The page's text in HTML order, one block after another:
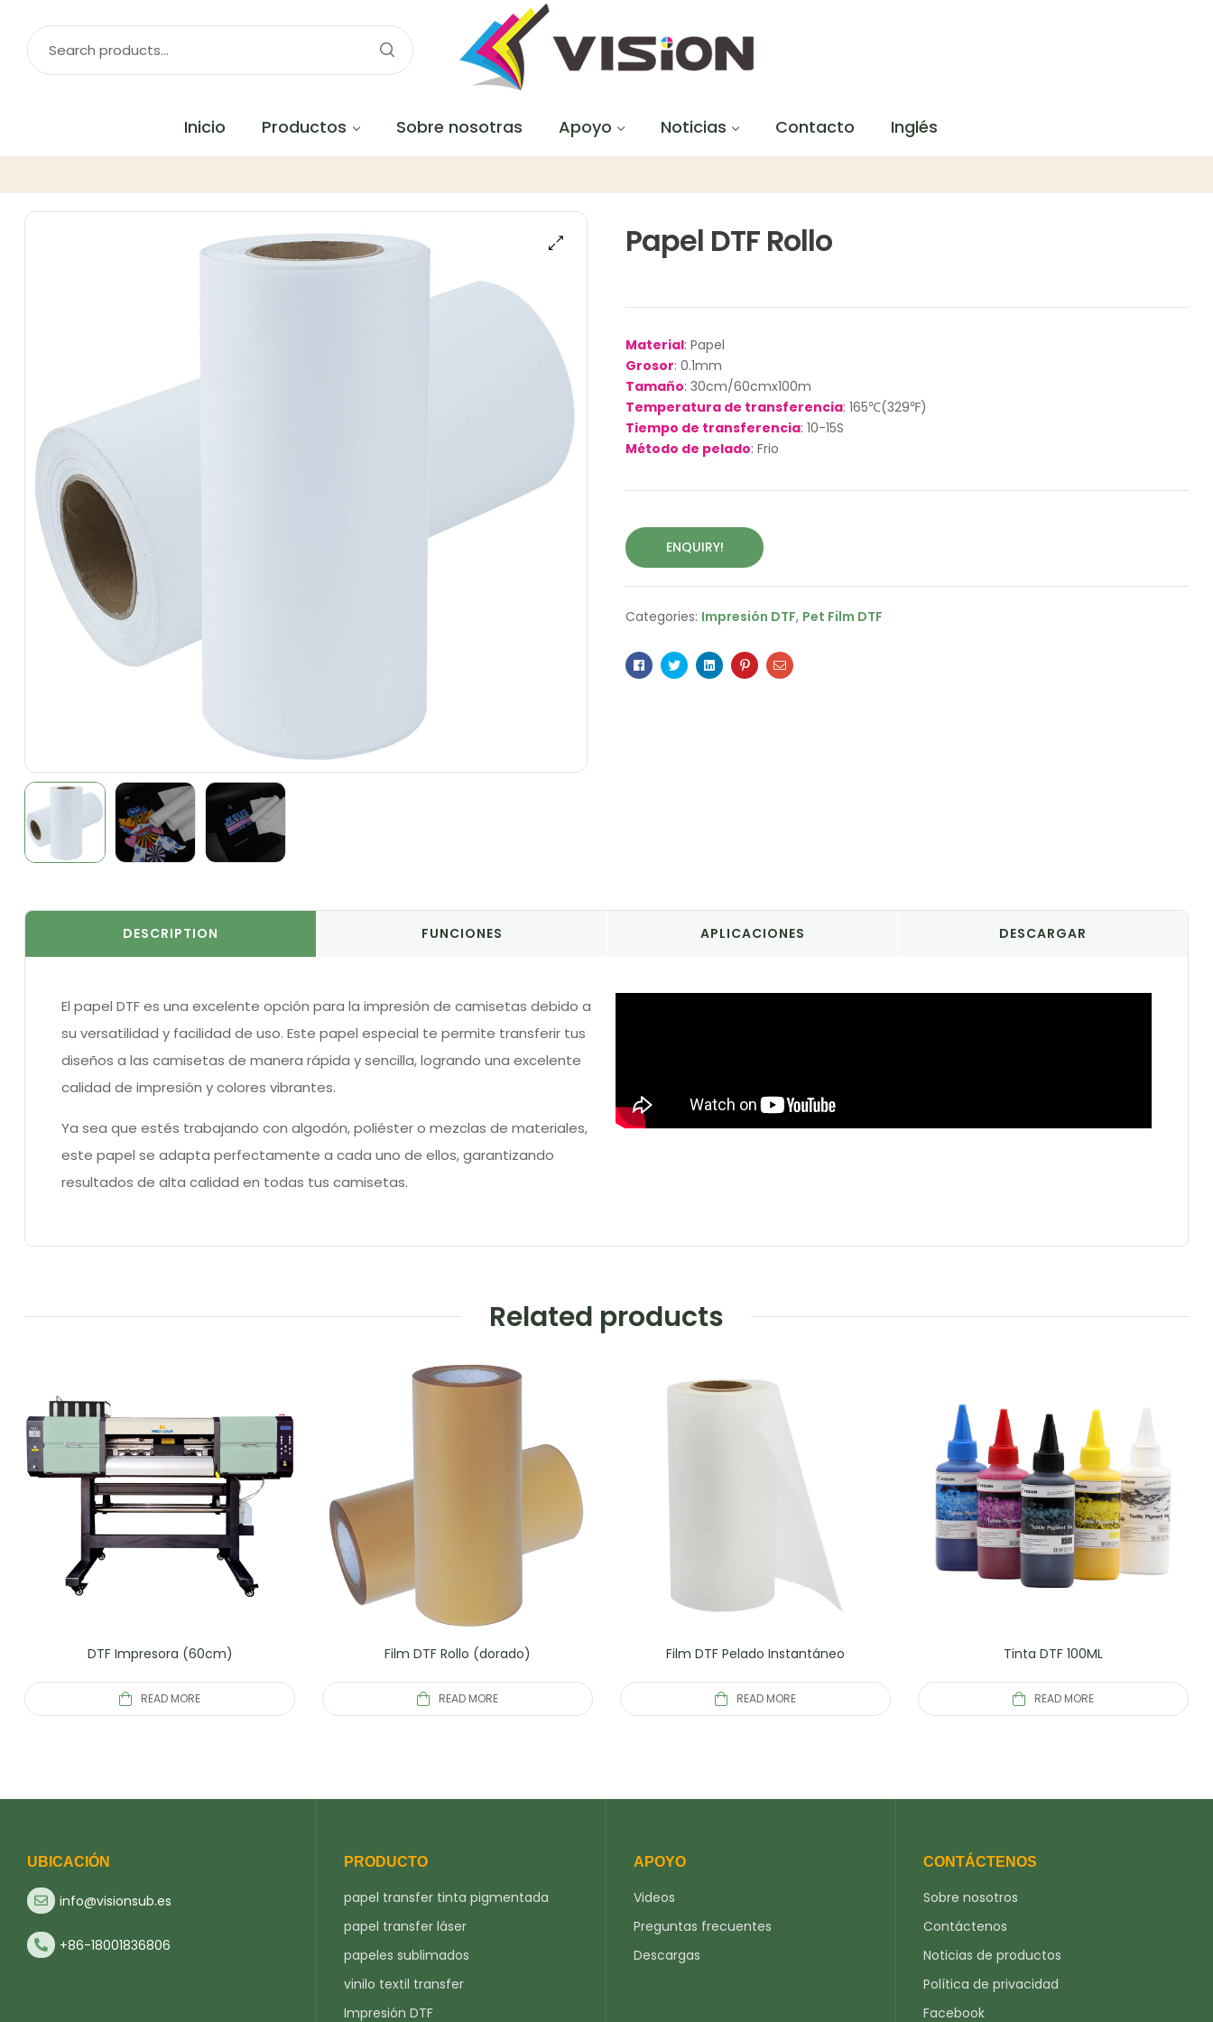
Inicio Productos Sobre nosotras Apoyo Noticias Contacto Inglés
Papel DTF Rollo
Material: Papel
Grosor: 0.1mm
Tamaño: 30cm/60cmx100m
Temperatura de transferencia: 165℃(329℉)
Tiempo de transferencia: 10-15S
Método de pelado: Frio
ENQUIRY!
Categories: Impresión DTF, Pet Film DTF
Facebook
TwitterLinkedinPinterestEmail
DESCRIPTION FUNCIONES APLICACIONES DESCARGAR
El papel DTF es una excelente opción para la impresión de camisetas debido a
su versatilidad y facilidad de uso. Este papel especial te permite transferir tus
diseños a las camisetas de manera rápida y sencilla, logrando una excelente
calidad de impresión y colores vibrantes.
Ya sea que estés trabajando con algodón, poliéster o mezclas de materiales,
este papel se adapta perfectamente a cada uno de ellos, garantizando
resultados de alta calidad en todas tus camisetas.
Related products
DTF Impresora (60cm)
READ MORE
Film DTF Rollo (dorado)
READ MORE
Film DTF Pelado Instantáneo
READ MORE
Tinta DTF 100ML
READ MORE
UBICACIÓN
info@visionsub.es
+86-18001836806
PRODUCTO
papel transfer tinta pigmentada
papel transfer láser
papeles sublimados
vinilo textil transfer
Impresión DTF
APOYO
Videos
Preguntas frecuentes
Descargas
CONTÁCTENOS
Sobre nosotros
Contáctenos
Noticias de productos
Política de privacidad
Facebook